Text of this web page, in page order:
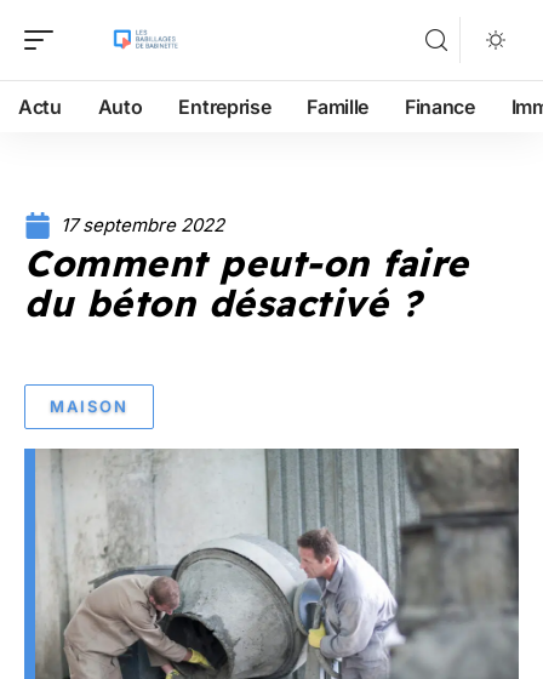
Actu Auto Entreprise Famille Finance
17 septembre 2022
Comment peut-on faire
du béton désactivé ?
MAISON